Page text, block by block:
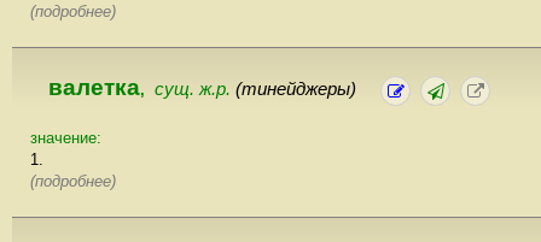
(подробнее)
валетка, сущ. ж.р. (тинейджеры)
значение:
1.
(подробнее)